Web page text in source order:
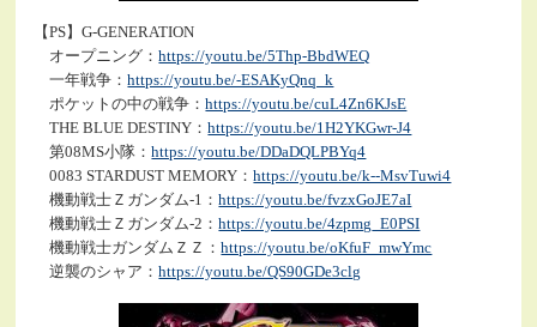
【PS】G-GENERATION
オープニング：https://youtu.be/5Thp-BbdWEQ
一年戦争：https://youtu.be/-ESAKyQnq_k
ポケットの中の戦争：https://youtu.be/cuL4Zn6KJsE
THE BLUE DESTINY：https://youtu.be/1H2YKGwr-J4
第08MS小隊：https://youtu.be/DDaDQLPBYq4
0083 STARDUST MEMORY：https://youtu.be/k--MsvTuwi4
機動戦士Ｚガンダム-1：https://youtu.be/fvzxGoJE7aI
機動戦士Ｚガンダム-2：https://youtu.be/4zpmg_E0PSI
機動戦士ガンダムＺＺ：https://youtu.be/oKfuF_mwYmc
逆襲のシャア：https://youtu.be/QS90GDe3clg